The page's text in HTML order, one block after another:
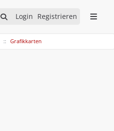
Login Registrieren
Grafikkarten